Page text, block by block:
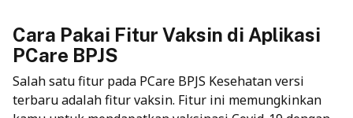
Cara Pakai Fitur Vaksin di Aplikasi
PCare BPJS
Salah satu fitur pada PCare BPJS Kesehatan versi
terbaru adalah fitur vaksin. Fitur ini memungkinkan